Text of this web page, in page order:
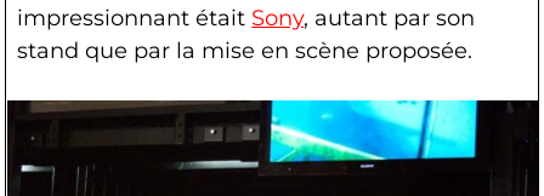
impressionnant était Sony, autant par son
stand que par la mise en scène proposée.